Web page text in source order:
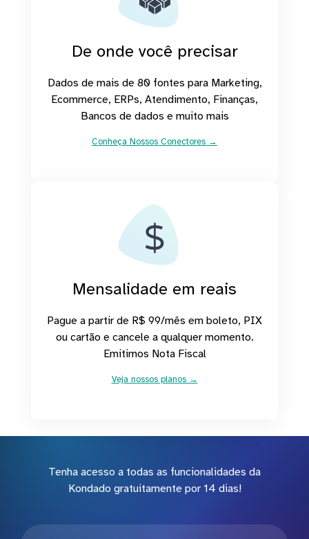
De onde você precisar
Dados de mais de 80 fontes para Marketing,
Ecommerce, ERPs, Atendimento, Finanças,
Bancos de dados e muito mais
Conheça Nossos Conectores →
Mensalidade em reais
Pague a partir de R$ 99/mês em boleto, PIX
ou cartão e cancele a qualquer momento.
Emitimos Nota Fiscal
Veja nossos planos →
Tenha acesso a todas as funcionalidades da
Kondado gratuitamente por 14 dias!